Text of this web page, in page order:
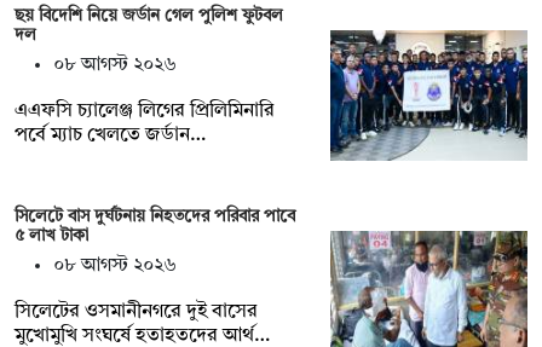
ছয় বিদেশি নিয়ে জর্ডান গেল পুলিশ ফুটবল
দল
০৮ আগস্ট ২০২৬
এএফসি চ্যালেঞ্জ লিগের প্রিলিমিনারি
পর্বে ম্যাচ খেলতে জর্ডান…
সিলেটে বাস দুর্ঘটনায় নিহতদের পরিবার পাবে
৫ লাখ টাকা
০৮ আগস্ট ২০২৬
সিলেটের ওসমানীনগরে দুই বাসের
মুখোমুখি সংঘর্ষে হতাহতদের আর্থ…